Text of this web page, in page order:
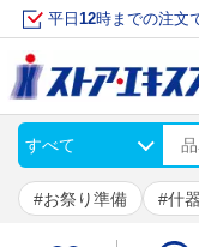
平日 12時までの注文
お祭り準備 什